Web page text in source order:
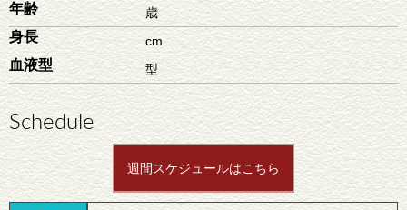
年齢 歳
身長 cm
血液型 型
Schedule
週間スケジュールはこちら